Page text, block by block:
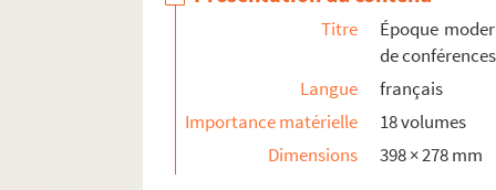
4-MS-5087. Nécrologie de Marcel Poëte :
Titre
Époque
de
Langue
français
Importance matérielle
18 volumes
Dimensions
398 × 278 mm